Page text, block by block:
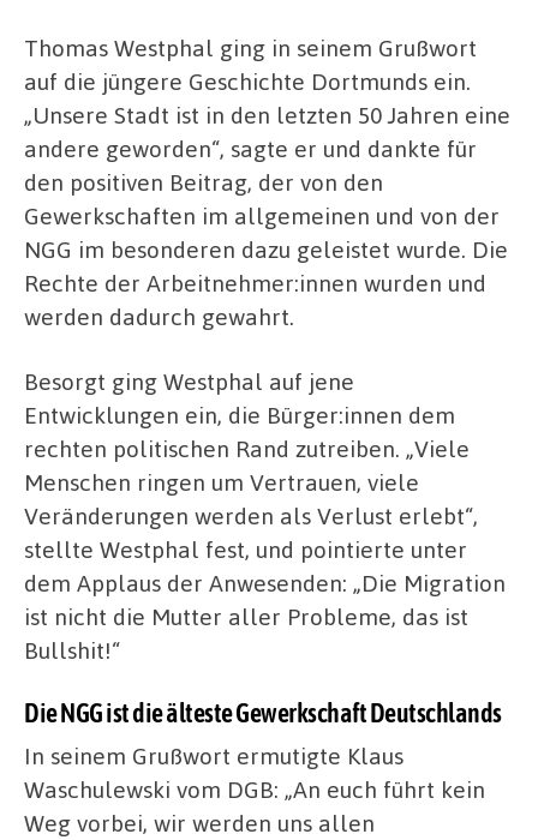
Thomas Westphal ging in seinem Grußwort
auf die jüngere Geschichte Dortmunds ein.
„Unsere Stadt ist in den letzten 50 Jahren eine
andere geworden“, sagte er und dankte für
den positiven Beitrag, der von den
Gewerkschaften im allgemeinen und von der
NGG im besonderen dazu geleistet wurde. Die
Rechte der Arbeitnehmer:innen wurden und
werden dadurch gewahrt.
Besorgt ging Westphal auf jene
Entwicklungen ein, die Bürger:innen dem
rechten politischen Rand zutreiben. „Viele
Menschen ringen um Vertrauen, viele
Veränderungen werden als Verlust erlebt“,
stellte Westphal fest, und pointierte unter
dem Applaus der Anwesenden: „Die Migration
ist nicht die Mutter aller Probleme, das ist
Bullshit!“
Die NGG ist die älteste Gewerkschaft Deutschlands
In seinem Grußwort ermutigte Klaus
Waschulewski vom DGB: „An euch führt kein
Weg vorbei, wir werden uns allen